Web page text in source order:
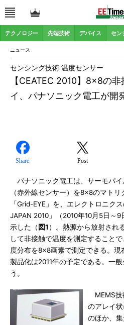
テクノロジー 先端技術 デバイス セン
ニュース
【CEATEC 2010】8×8の
イ、パナソニック電工が開
センシング技術 温度センサー
Share Post
パナソニック電工は、サーモパ
（赤外線センサー）を8×8のマト
「Grid-EYE」を、エレクトロニク
JAPAN 2010」（2010年10月5日～
示した（ 図1 ）。熱源から放射され
して非接触で温度を測定すること
度分布を8×8画素で測定できる。現
製品化は2011年の予定である。一
う。
MEMS技
のアレイ
のほか、